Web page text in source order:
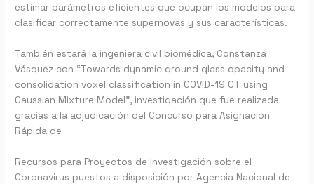
estimar parámetros eficientes que ocupan los modelos para
clasificar correctamente supernovas y sus características.
También estará la ingeniera civil biomédica, Constanza
Vásquez con “Towards dynamic ground glass opacity and
consolidation voxel classification in COVID-19 CT using
Gaussian Mixture Model”, investigación que fue realizada
gracias a la adjudicación del Concurso para Asignación
Rápida de
Recursos para Proyectos de Investigación sobre el
Coronavirus puestos a disposición por Agencia Nacional de